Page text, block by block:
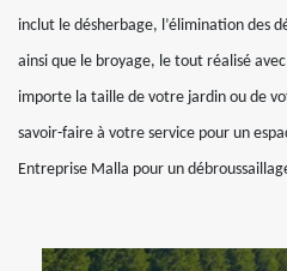
inclut le désherbage, l’élimination des
ainsi que le broyage, le tout réalisé
importe la taille de votre jardin ou de
savoir-faire à votre service pour un
Entreprise Malla pour un